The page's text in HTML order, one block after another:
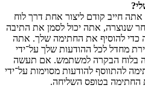
חייב קודם ליצור אחת דרך לוח
שנוצרה, אתה יכול לסמן את התיבה
כדי להוסיף את החתימה שלך. אתה
מחדל לכל ההודעות שלך על־ידי
בלוח הבקרה למשתמש. אם תעשה
להתווסף להודעות מסוימות על־ידי
החתימה בטופס השליחה.